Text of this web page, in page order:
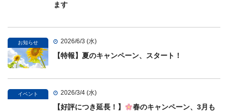
ます
お知らせ 2026/6/3 (水)
【特報】夏のキャンペーン、スタート！
イベント 2026/3/4 (水)
【好評につき延長！】
春のキャンペーン、3月も